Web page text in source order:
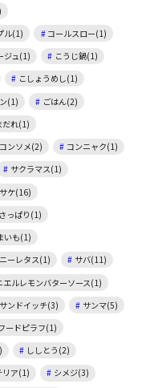
ル(1)
コールスロー(1)
ジュ(1)
こうじ鍋(1)
こしょうめし(1)
(1)
ごはん(2)
だれ(1)
コンソメ(2)
コンニャク(1)
サクラマス(1)
サケ(16)
さっぱり(1)
いも(1)
ーレタス(1)
サバ(11)
エルレモンバターソース(1)
サンドイッチ(3)
サンマ(5)
ードピラフ(1)
ししとう(2)
リア(1)
シメジ(3)